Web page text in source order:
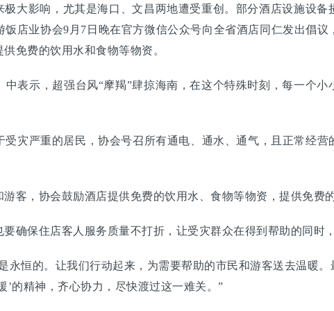
大影响，尤其是海口、文昌两地遭受重创。部分酒店设施设
店业协会9月7日晚在官方微信公众号向全省酒店同仁发出倡
免费的饮用水和食物等物资。
表示，超强台风“摩羯”肆掠海南，在这个特殊时刻，每一个
灾严重的居民，协会号召所有通电、通水、通气，且正常经
客，协会鼓励酒店提供免费的饮用水、食物等物资，提供免费
确保住店客人服务质量不打折，让受灾群众在得到帮助的同时
永恒的。让我们行动起来，为需要帮助的市民和游客送去温暖
’的精神，齐心协力，尽快渡过这一难关。”